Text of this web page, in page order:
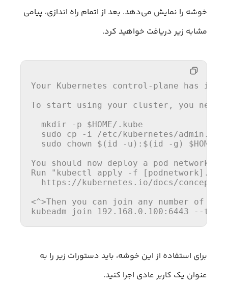
خوشه را نمایش می‌دهد. بعد از اتمام راه اندازی، پیامی
مشابه زیر دریافت خواهید کرد.
Your Kubernetes control-plane has
To start using your cluster, you need
  mkdir -p $HOME/.kube
sudo cp -i /etc/kubernetes/
sudo chown $(id -u):$(id -g) $HOME/
You should now deploy a pod network
Run
"kubectl apply -f
https ://kubernetes.io/docs/
<^>Then you can join any number of
kubeadm join
192.168 .0 .100 : 6443 --
برای استفاده از این خوشه، باید دستورات زیر را به
عنوان یک کاربر عادی اجرا کنید.